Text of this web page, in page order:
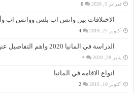
فبراير 5, 2020 6
الاختلافات بين واتس اب بلس وواتس اب
أكتوبر 27, 2019 4
الدراسة في المانيا 2020 واهم التفاصيل عنها
يناير 28, 2020 4
انواع الاقامة في المانيا
أكتوبر 10, 2019 2